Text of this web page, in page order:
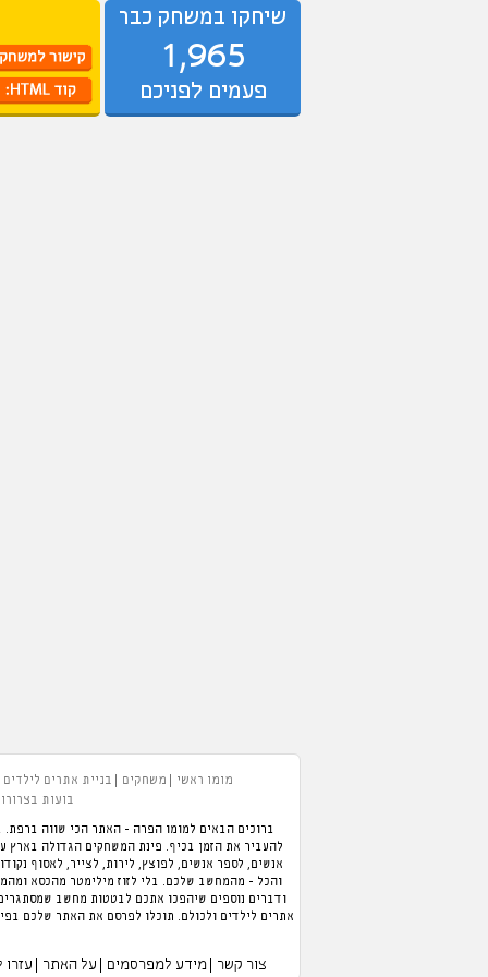
מומו ראשי משחקים
בניית אתרים לילדים
בועות
ברוכים הבאים למומו הפרה - האתר הכי שווה
אנשים, לספר אנשים, לפוצץ, לירות, לצייר, לאסוף
והכל - מהמחשב שלכם. בלי לזוז מילימטר מהכסא
ודברים נוספים שיהפכו אתכם לבטטות מחשב
אתרים לילדים ולכולם. תוכלו לפרסם את האתר שלכם
צור קשר מידע למפרסמים על האתר